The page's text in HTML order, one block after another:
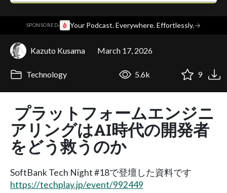
SPONSORED· Your Podcast. Everywhere. Effortlessly.→
Kazuto Kusama March 17, 2026
Technology 5.6k 9
プラットフォームエンジニ
アリングはAI時代の開発者
をどう救うのか
SoftBank Tech Night #18で登壇した資料です
https://techplay.jp/event/992449